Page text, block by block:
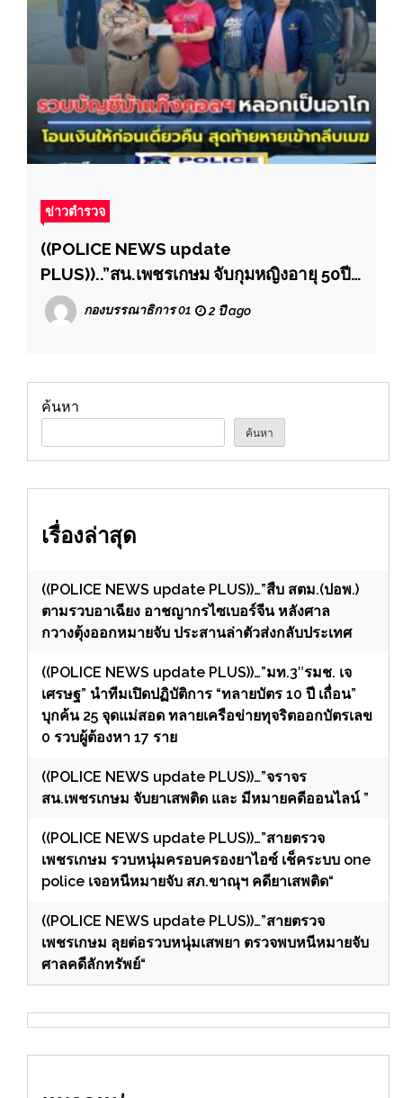
ข่าวตำรวจ
((POLICE NEWS update
PLUS))..”สน.เพชรเกษม จับกุมหญิงอายุ 50ปี
ข้อหา “ร่วมกันฉ้อโกงโดยการแสดงตนเป็น
บุคคลอื่น”
กองบรรณาธิการ 01 2 ปี ago
ค้นหา
ค้นหา
เรื่องล่าสุด
((POLICE NEWS update PLUS))…”สืบ สตม.(ปอพ.)
ตามรวบอาเฉียง อาชญากรไซเบอร์จีน หลังศาล
กวางตุ้งออกหมายจับ ประสานล่าตัวส่งกลับประเทศ
((POLICE NEWS update PLUS))…”มท.3″รมช. เจ
เศรษฐ” นำทีมเปิดปฏิบัติการ “ทลายบัตร 10 ปี เถื่อน”
บุกค้น 25 จุดแม่สอด ทลายเครือข่ายทุจริตออกบัตรเลข
0 รวบผู้ต้องหา 17 ราย
((POLICE NEWS update PLUS))…”จราจร
สน.เพชรเกษม จับยาเสพติด และ มีหมายคดีออนไลน์ ”
((POLICE NEWS update PLUS))…”สายตรวจ
เพชรเกษม รวบหนุ่มครอบครองยาไอซ์ เช็คระบบ one
police เจอหนีหมายจับ สภ.ขาณุฯ คดียาเสพติด“
((POLICE NEWS update PLUS))…”สายตรวจ
เพชรเกษม ลุยต่อรวบหนุ่มเสพยา ตรวจพบหนีหมายจับ
ศาลคดีลักทรัพย์“